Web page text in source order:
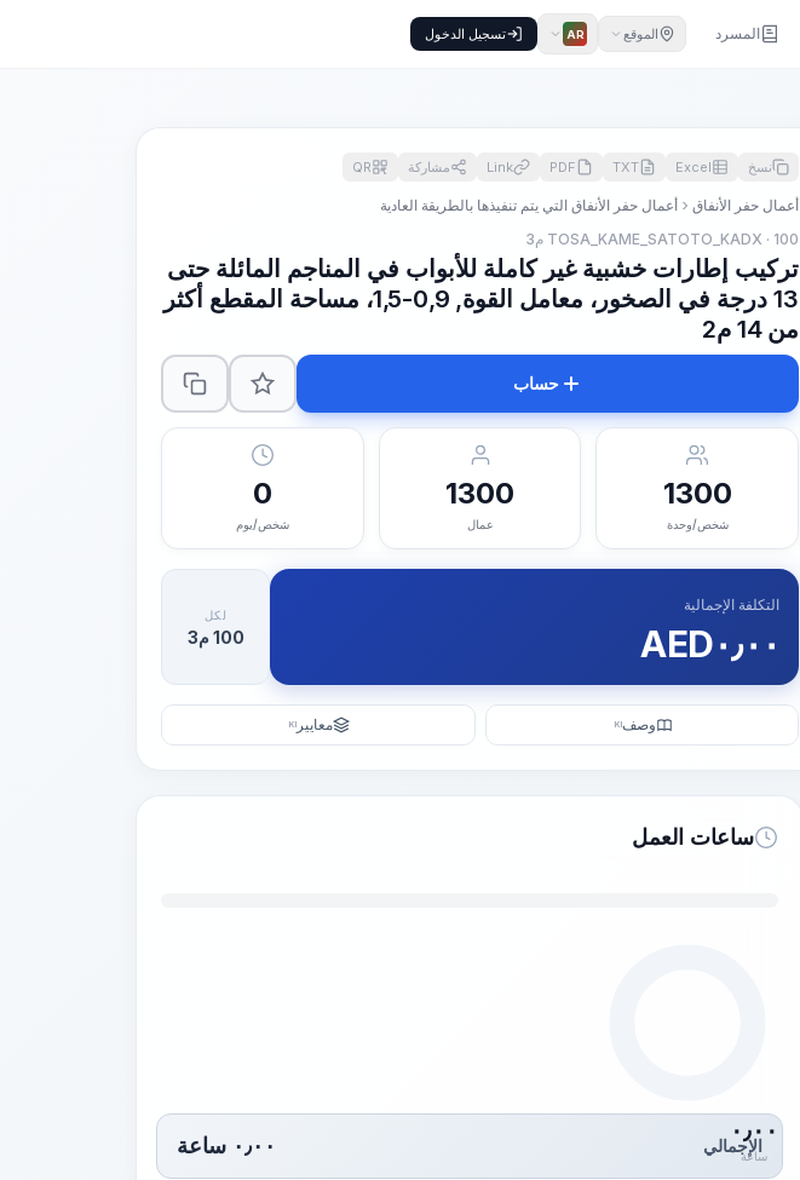
المسرد الموقع AR تسجيل الدخول
نسخ Excel
TXT
PDF
Link مشاركة QR
أعمال حفر الأنفاق
أعمال حفر الأنفاق التي يتم تنفيذها بالطريقة العادية
TOSA_KAME_SATOTO_KADX · 100 م3
تركيب إطارات خشبية غير كاملة للأبواب في المناجم المائلة حتى
13 درجة في الصخور، معامل القوة, 0,9-1,5، مساحة المقطع أكثر
من 14 م2
حساب
1300
شخص/وحدة
1300
عمال
0
شخص/يوم
التكلفة الإجمالية
AED٠٫٠٠
لكل
100 م3
وصفKI معايير KI
ساعات العمل
٠٫٠٠
ساعة
الإجمالي ٠٫٠٠ ساعة